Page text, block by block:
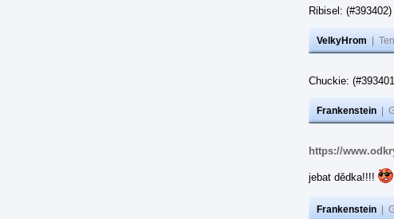
Ribisel:
VelkyHrom
Chuckie:
Frankenstein
https://
jebat dědka!!!!
Frankenstein